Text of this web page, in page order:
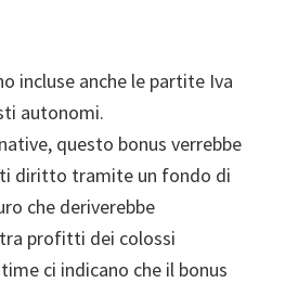
incluse anche le partite Iva
autonomi.
questo bonus verrebbe
diritto tramite un fondo di
che deriverebbe
profitti dei colossi
ci indicano che il bonus